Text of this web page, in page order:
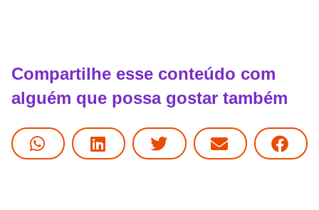
Compartilhe esse conteúdo com
alguém que possa gostar também